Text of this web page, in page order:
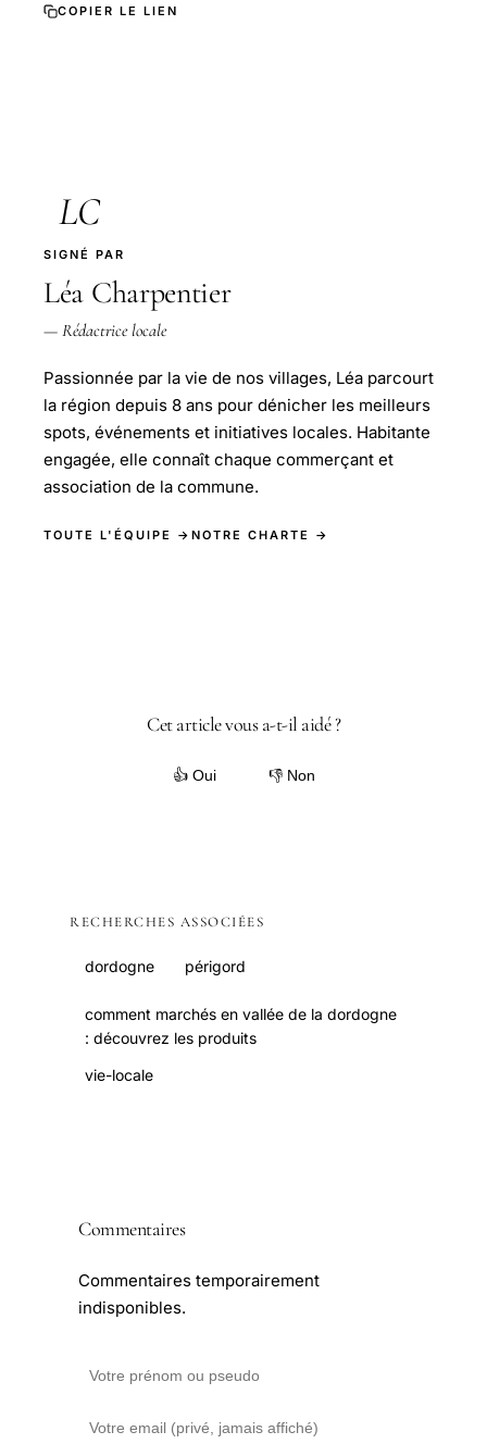
COPIER LE LIEN
LC
SIGNÉ PAR
Léa Charpentier
— Rédactrice locale
Passionnée par la vie de nos villages, Léa parcourt
la région depuis 8 ans pour dénicher les meilleurs
spots, événements et initiatives locales. Habitante
engagée, elle connaît chaque commerçant et
association de la commune.
TOUTE L'ÉQUIPE → NOTRE CHARTE →
Cet article vous a-t-il aidé ?
👍 Oui 👎 Non
RECHERCHES ASSOCIÉES
dordogne périgord
comment marchés en vallée de la dordogne
: découvrez les produits
vie-locale
Commentaires
Commentaires temporairement
indisponibles.